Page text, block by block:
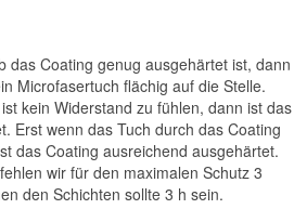
das Coating genug ausgehärtet ist, dann
Microfasertuch flächig auf die Stelle.
kein Widerstand zu fühlen, dann ist das
Erst wenn das Tuch durch das Coating
das Coating ausreichend ausgehärtet.
wir für den maximalen Schutz 3
den Schichten sollte 3 h sein.